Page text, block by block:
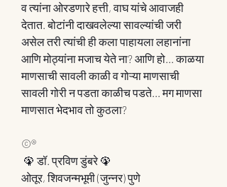
व त्यांना ओरडणारे हत्ती, वाघ यांचे आवाजही
देतात. बोटांनी दाखवलेल्या सावल्यांची जरी
असेल तरी त्यांची ही कला पाहायला लहानांना
आणि मोठ्यांना मजाच येते ना? आणि हो... काळया
माणसाची सावली काळी व गोऱ्या माणसाची
सावली गोरी न पडता काळीच पडते... मग माणसा
माणसात भेदभाव तो कुठला?
©®
🦚 डॉ. प्रविण डुंबरे 🦚
ओतूर, शिवजन्मभूमी (जुन्नर) पुणे